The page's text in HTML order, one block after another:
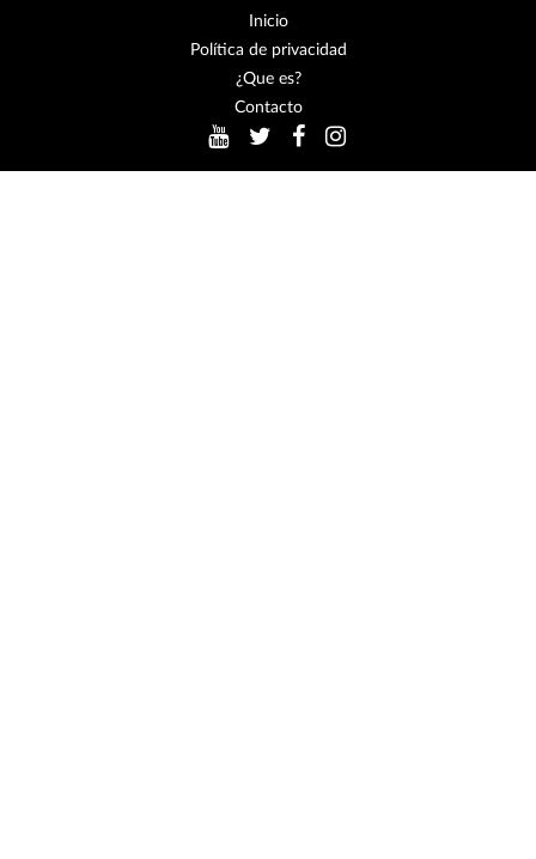
Inicio
Política de privacidad
¿Que es?
Contacto